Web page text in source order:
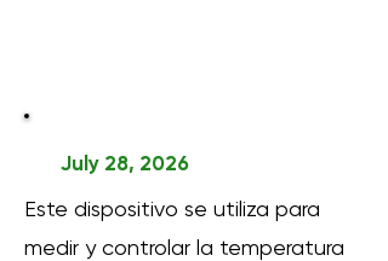
July 28, 2026
Este dispositivo se utiliza para
medir y controlar la temperatura